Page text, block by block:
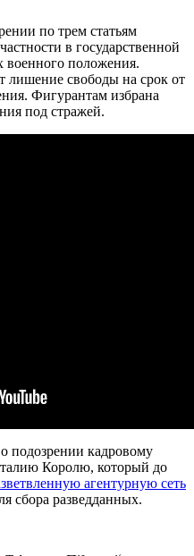
по трем статьям
в государственной
военного положения.
лишение свободы на срок от
Фигурантам избрана
под стражей.
подозрении кадровому
Королю, который до
агентурную сеть
сбора разведданных.